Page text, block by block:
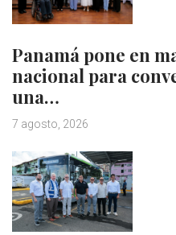
Panamá pone en
nacional para
una…
7 agosto, 2026